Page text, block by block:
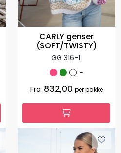
CARLY genser
(SOFT/TWISTY)
GG 316-11
+
Fra: 832,00 per pakke